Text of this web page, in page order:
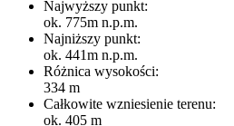
Najwyższy punkt:
ok. 775m n.p.m.
Najniższy punkt:
ok. 441m n.p.m.
Różnica wysokości:
334 m
Całkowite wzniesienie terenu:
ok. 405 m